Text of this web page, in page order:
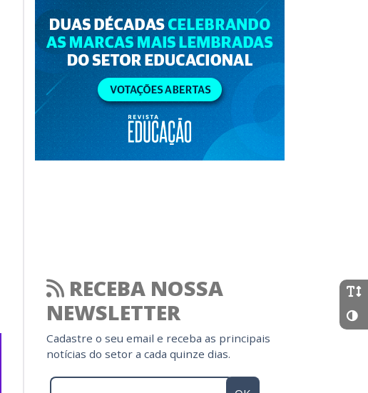
RECEBA NOSSA
NEWSLETTER
Cadastre o seu email e receba as principais
notícias do setor a cada quinze dias.